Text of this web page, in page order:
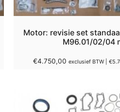
Motor: revisie set
M96.01/02/04
€4.750,00 exclusief BTW | €